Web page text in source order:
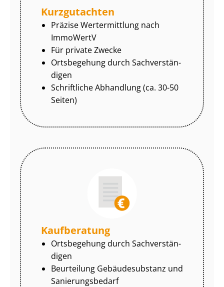
Kurzgutachten
Präzise Wertermittlung nach
ImmoWertV
Für private Zwecke
Ortsbegehung durch Sach­ver­stän­
di­gen
Schriftliche Abhandlung (ca. 30-50
Seiten)
Kaufberatung
Ortsbegehung durch Sach­ver­stän­
di­gen
Beurteilung Gebäudesubstanz und
Sa­nie­rungs­be­darf